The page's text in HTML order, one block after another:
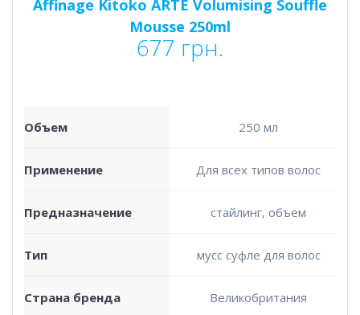
Affinage Kitoko ARTE Volumising Souffle
Mousse 250ml
677 грн.
Объем 250 мл
Применение Для всех типов волос
Предназначение стайлинг, объем
Тип мусс суфле для волос
Страна бренда Великобритания